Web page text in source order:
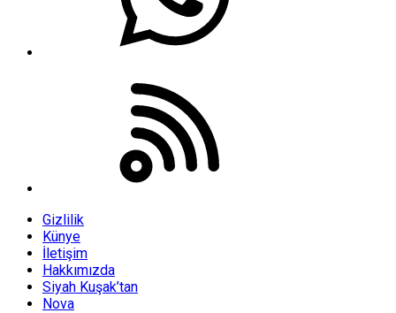
Gizlilik
Künye
İletişim
Hakkımızda
Siyah Kuşak’tan
Nova